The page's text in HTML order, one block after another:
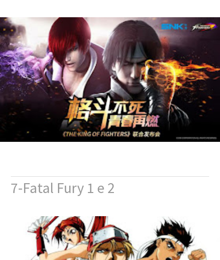
7-Fatal Fury 1 e 2